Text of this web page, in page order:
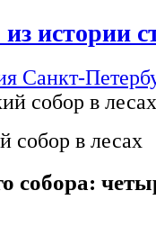
истории
Санкт-
собор в лесах
собора: